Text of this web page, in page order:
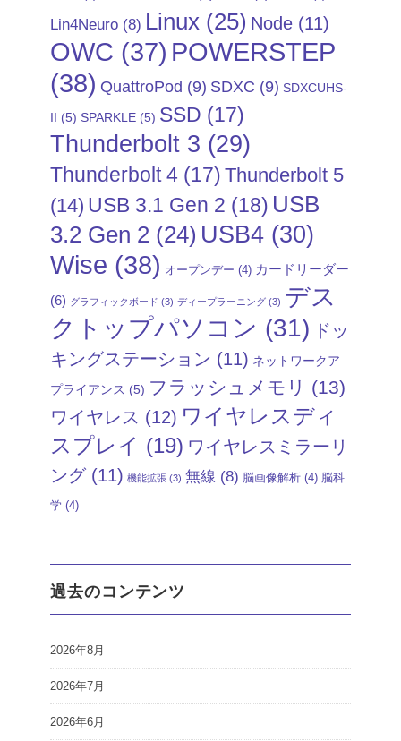
Lin4Neuro (8) Linux (25) Node (11)
OWC (37) POWERSTEP
(38) QuattroPod (9) SDXC (9) SDXCUHS-
II (5) SPARKLE (5) SSD (17)
Thunderbolt 3 (29)
Thunderbolt 4 (17) Thunderbolt 5
(14) USB 3.1 Gen 2 (18) USB
3.2 Gen 2 (24) USB4 (30)
Wise (38) オープンデー (4) カードリーダー
(6) グラフィックボード (3) ディープラーニング (3) デス
クトップパソコン (31) ドッ
キングステーション (11) ネットワークア
プライアンス (5) フラッシュメモリ (13)
ワイヤレス (12) ワイヤレスディ
スプレイ (19) ワイヤレスミラーリ
ング(11) 機能拡張 (3) 無線 (8) 脳画像解析 (4) 脳科
学 (4)
過去のコンテンツ
2026年8月
2026年7月
2026年6月